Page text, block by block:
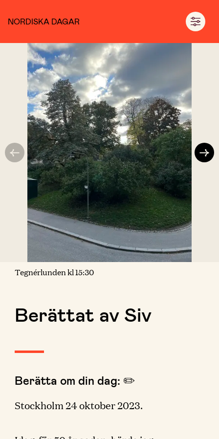
NORDISKA DAGAR
Tegnérlunden kl 15:30
Berättat av Siv
Berätta om din dag: ✏️
Stockholm 24 oktober 2023.